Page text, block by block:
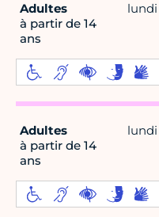
Adultes
à partir de 14
ans
lundi
Adultes
à partir de 14
ans
lundi